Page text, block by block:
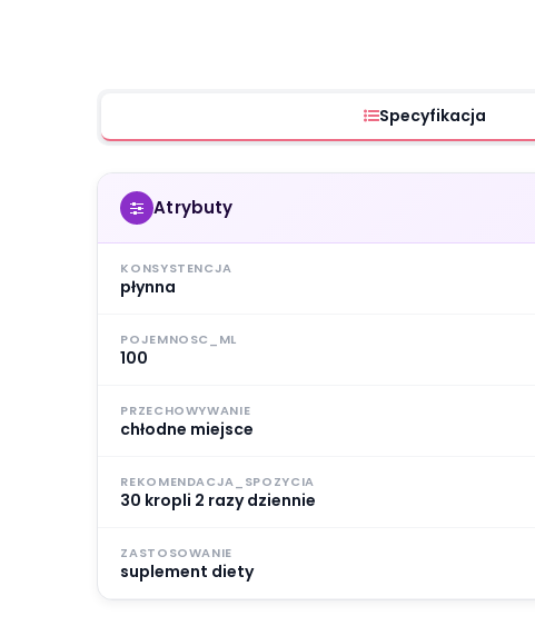
Specyfikacja
Atrybuty
KONSYSTENCJA
płynna
POJEMNOSC_ML
100
PRZECHOWYWANIE
chłodne miejsce
REKOMENDACJA_SPOZYCIA
30 kropli 2 razy dziennie
ZASTOSOWANIE
suplement diety